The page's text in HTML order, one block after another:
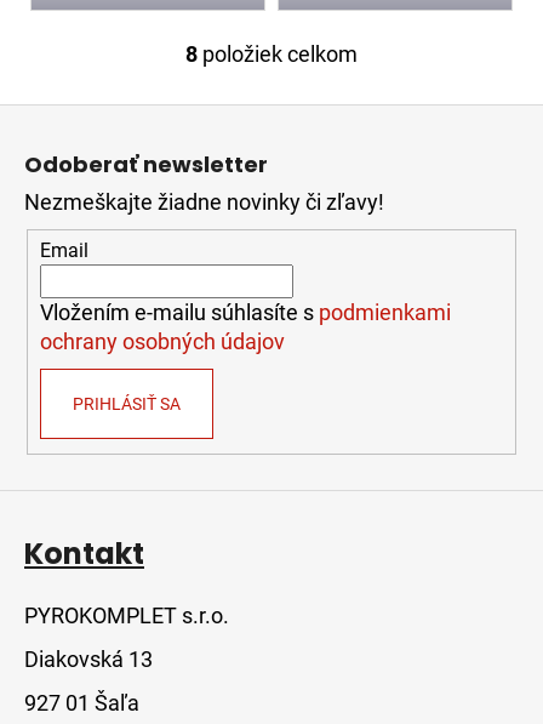
O
a
c
p
r
v
p
8 položiek celkom
Odoberať newsletter
Nezmeškajte žiadne novinky či zľavy!
Email
Vložením e-mailu súhlasíte s podmienkami
ochrany osobných údajov
PRIHLÁSIŤ SA
Kontakt
PYROKOMPLET s.r.o.
Diakovská 13
927 01 Šaľa